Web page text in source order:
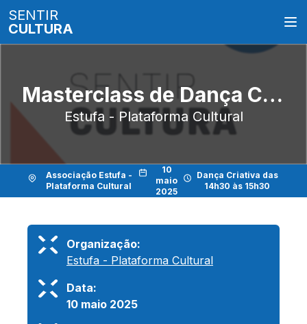
SENTIR
CULTURA
Masterclass de Dança Criativa e Dança Contemporânea
Estufa - Plataforma Cultural
Associação Estufa -
Plataforma Cultural
10
maio
2025
Dança Criativa das
14h30 às 15h30
Organização:
Estufa - Plataforma Cultural
Data:
10 maio 2025